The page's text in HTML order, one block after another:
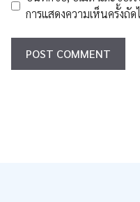
การแสดงความเห็นครั้งถัด